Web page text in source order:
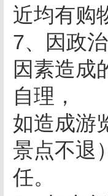
近均有购
7、因政
因素造成
自理，
如造成游
景点不退
任。